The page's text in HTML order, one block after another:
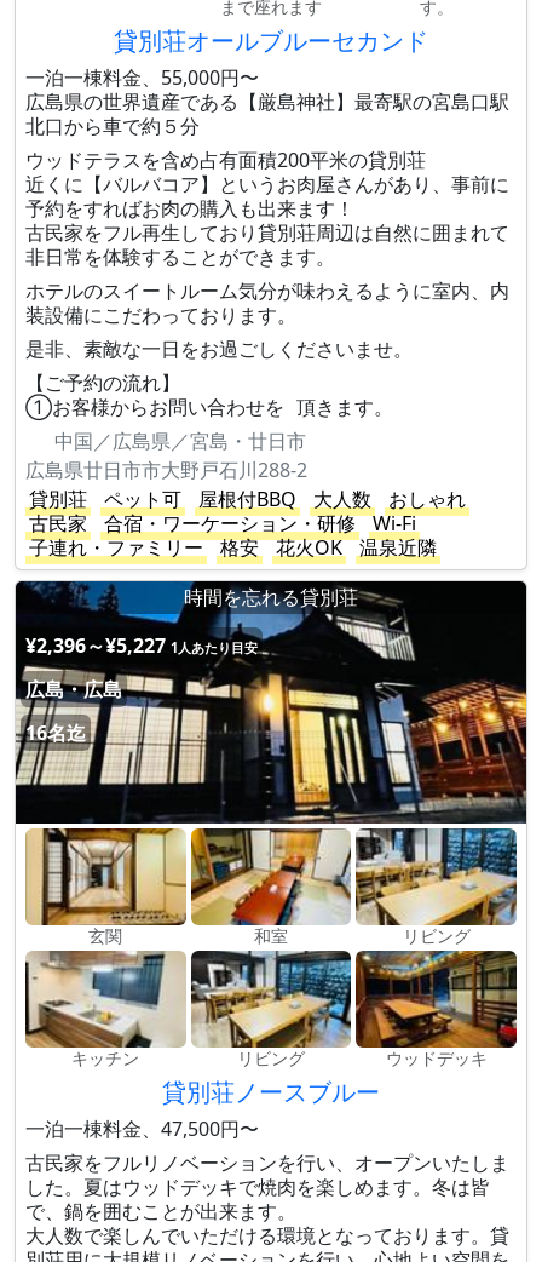
まで座れます
す。
貸別荘オールブルーセカンド
一泊一棟料金、55,000円〜
広島県の世界遺産である【厳島神社】最寄駅の宮島口駅
北口から車で約５分
ウッドテラスを含め占有面積200平米の貸別荘
近くに【バルバコア】というお肉屋さんがあり、事前に
予約をすればお肉の購入も出来ます！
古民家をフル再生しており貸別荘周辺は自然に囲まれて
非日常を体験することができます。
ホテルのスイートルーム気分が味わえるように室内、内
装設備にこだわっております。
是非、素敵な一日をお過ごしくださいませ。
【ご予約の流れ】
①お客様からお問い合わせを 頂きます。
中国／広島県／宮島・廿日市
広島県廿日市市大野戸石川288-2
貸別荘
ペット可 屋根付BBQ 大人数
おしゃれ
古民家
合宿・ワーケーション・研修
Wi-Fi
子連れ・ファミリー
格安 花火OK
温泉近隣
時間を忘れる貸別荘
¥2,396～¥5,227 1人あたり目安
広島・広島
16名迄
玄関 和室 リビング
キッチン リビング ウッドデッキ
貸別荘ノースブルー
一泊一棟料金、47,500円〜
古民家をフルリノベーションを行い、オープンいたしま
した。夏はウッドデッキで焼肉を楽しめます。冬は皆
で、鍋を囲むことが出来ます。
大人数で楽しんでいただける環境となっております。貸